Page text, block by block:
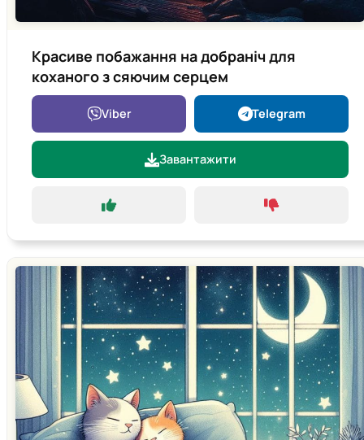
Красиве побажання на добраніч для
коханого з сяючим серцем
Viber Telegram
Завантажити